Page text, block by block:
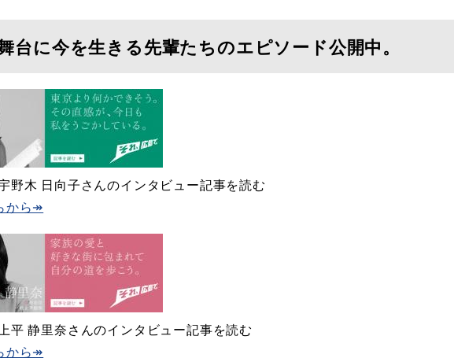
台に今を生きる先輩たちのエピソード公開中。
野木 日向子さんのインタビュー記事を読む
から↠
平 静里奈さんのインタビュー記事を読む
から↠